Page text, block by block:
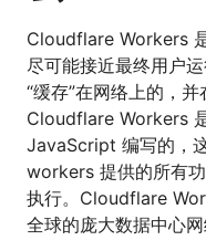
Cloudflare Workers
尽可能接近最终用户
“缓存”在网络上的，
Cloudflare Workers
JavaScript 编写的，
workers 提供的所有
执行。Cloudflare
全球的庞大数据中心网